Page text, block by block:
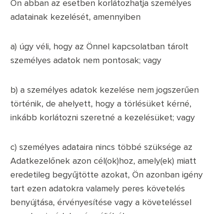
Ön abban az esetben korlátozhatja személyes
adatainak kezelését, amennyiben
a) úgy véli, hogy az Önnel kapcsolatban tárolt
személyes adatok nem pontosak; vagy
b) a személyes adatok kezelése nem jogszerűen
történik, de ahelyett, hogy a törlésüket kérné,
inkább korlátozni szeretné a kezelésüket; vagy
c) személyes adataira nincs többé szüksége az
Adatkezelőnek azon cél(ok)hoz, amely(ek) miatt
eredetileg begyűjtötte azokat, Ön azonban igény
tart ezen adatokra valamely peres követelés
benyújtása, érvényesítése vagy a követeléssel